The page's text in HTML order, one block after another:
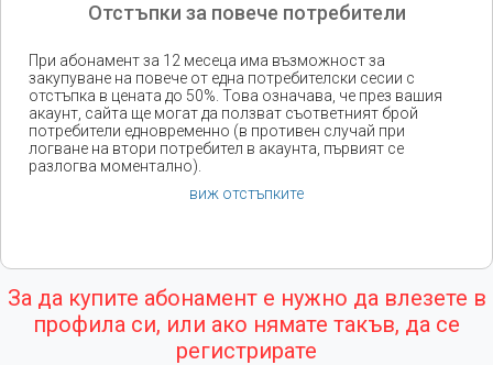
Отстъпки за повече потребители
При абонамент за 12 месеца има възможност за
закупуване на повече от една потребителски сесии с
отстъпка в цената до 50%. Това означава, че през вашия
акаунт, сайта ще могат да ползват съответният брой
потребители едновременно (в противен случай при
логване на втори потребител в акаунта, първият се
разлогва моментално).
виж отстъпките
За да купите абонамент е нужно да влезете в
профила си, или ако нямате такъв, да се
регистрирате